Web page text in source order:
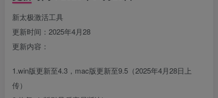
新太极激活工具
更新时间：2025年4月28
更新内容：
1.win版更新至4.3，mac版更新至9.5（2025年4月28日上
传）